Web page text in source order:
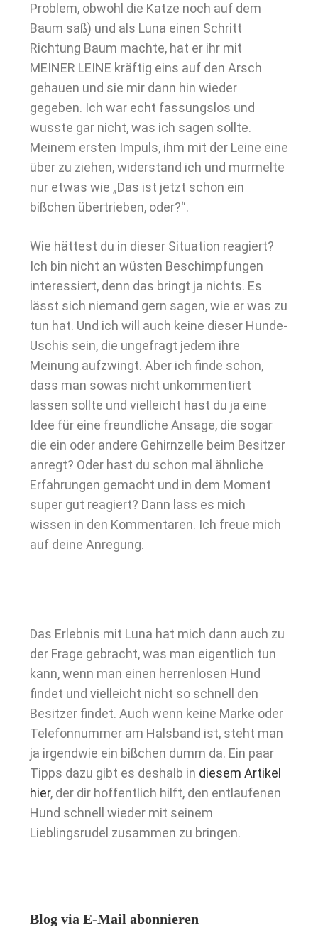
Problem, obwohl die Katze noch auf dem
Baum saß) und als Luna einen Schritt
Richtung Baum machte, hat er ihr mit
MEINER LEINE kräftig eins auf den Arsch
gehauen und sie mir dann hin wieder
gegeben. Ich war echt fassungslos und
wusste gar nicht, was ich sagen sollte.
Meinem ersten Impuls, ihm mit der Leine eine
über zu ziehen, widerstand ich und murmelte
nur etwas wie „Das ist jetzt schon ein
bißchen übertrieben, oder?“.
Wie hättest du in dieser Situation reagiert?
Ich bin nicht an wüsten Beschimpfungen
interessiert, denn das bringt ja nichts. Es
lässt sich niemand gern sagen, wie er was zu
tun hat. Und ich will auch keine dieser Hunde-
Uschis sein, die ungefragt jedem ihre
Meinung aufzwingt. Aber ich finde schon,
dass man sowas nicht unkommentiert
lassen sollte und vielleicht hast du ja eine
Idee für eine freundliche Ansage, die sogar
die ein oder andere Gehirnzelle beim Besitzer
anregt? Oder hast du schon mal ähnliche
Erfahrungen gemacht und in dem Moment
super gut reagiert? Dann lass es mich
wissen in den Kommentaren. Ich freue mich
auf deine Anregung.
Das Erlebnis mit Luna hat mich dann auch zu
der Frage gebracht, was man eigentlich tun
kann, wenn man einen herrenlosen Hund
findet und vielleicht nicht so schnell den
Besitzer findet. Auch wenn keine Marke oder
Telefonnummer am Halsband ist, steht man
ja irgendwie ein bißchen dumm da. Ein paar
Tipps dazu gibt es deshalb in diesem Artikel
hier, der dir hoffentlich hilft, den entlaufenen
Hund schnell wieder mit seinem
Lieblingsrudel zusammen zu bringen.
Blog via E-Mail abonnieren